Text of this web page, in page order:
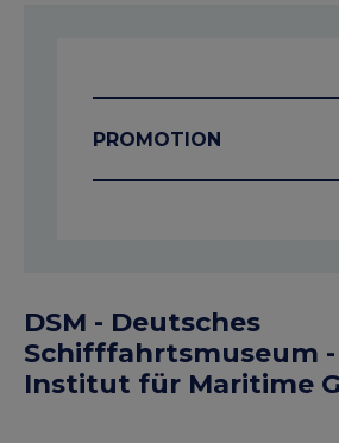
PROMOTION
DSM - Deutsches
Schifffahrtsmuseum -
Institut für Maritime